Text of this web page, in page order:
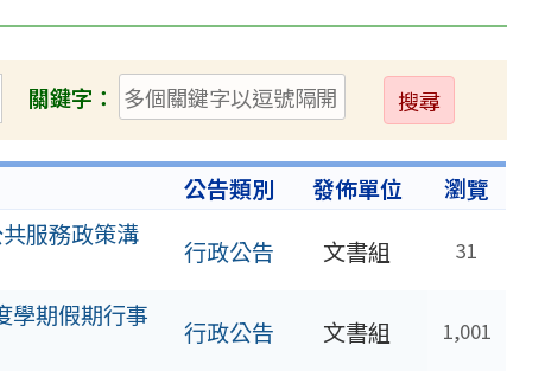
關鍵字：
送
出
公告類別 發佈單位
瀏覽
服務政策溝
行政公告 文書組 31
學期假期行事
行政公告 文書組 1,001